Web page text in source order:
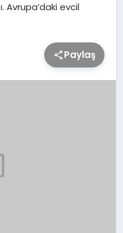
Avrupa’daki evcil
Paylaş